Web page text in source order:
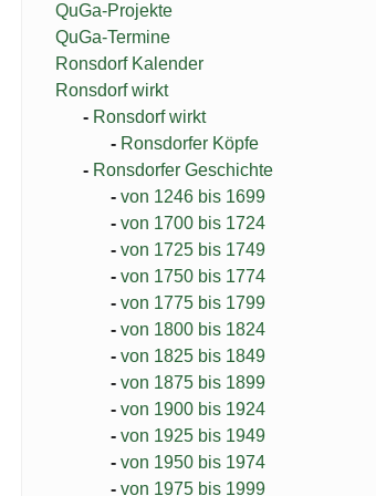
QuGa-Projekte
QuGa-Termine
Ronsdorf Kalender
Ronsdorf wirkt
Ronsdorf wirkt
Ronsdorfer Köpfe
Ronsdorfer Geschichte
von 1246 bis 1699
von 1700 bis 1724
von 1725 bis 1749
von 1750 bis 1774
von 1775 bis 1799
von 1800 bis 1824
von 1825 bis 1849
von 1875 bis 1899
von 1900 bis 1924
von 1925 bis 1949
von 1950 bis 1974
von 1975 bis 1999